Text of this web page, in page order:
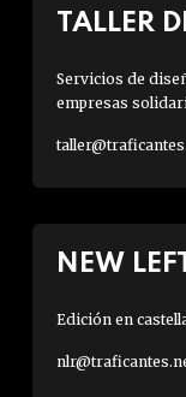
TALLER
Servicios de
empresas
NEW
Edición en